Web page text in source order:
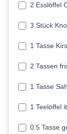
2 Esslöffel
3 Stück
1 Tasse
2 Tassen
1 Tasse
1 Teelöffel
0.5 Tasse